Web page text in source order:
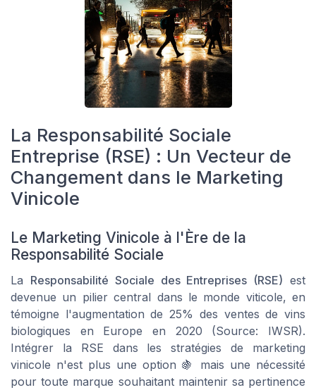
La Responsabilité Sociale
Entreprise (RSE) : Un Vecteur de
Changement dans le Marketing
Vinicole
Le Marketing Vinicole à l'Ère de la
Responsabilité Sociale
La Responsabilité Sociale des Entreprises (RSE) est
devenue un pilier central dans le monde viticole, en
témoigne l'augmentation de 25% des ventes de vins
biologiques en Europe en 2020 (Source: IWSR).
Intégrer la RSE dans les stratégies de marketing
vinicole n'est plus une option 🍇 mais une nécessité
pour toute marque souhaitant maintenir sa pertinence